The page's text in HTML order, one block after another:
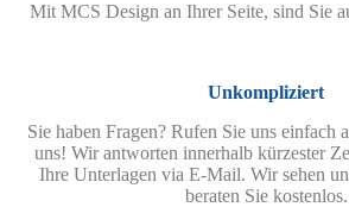
Mit MCS Design an Ihrer Seite, sind Sie
Unkompliziert
Sie haben Fragen? Rufen Sie uns einfach
uns! Wir antworten innerhalb kürzester
Ihre Unterlagen via E-Mail. Wir sehen
beraten Sie kostenlos.